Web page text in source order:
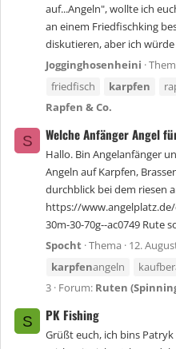
auf...Angeln", wollte ich
an einem Friedfischking
diskutieren, aber ich
Jogginghosenheini
friedfisch
karpfen
Rapfen & Co.
S Welche Anfänger Angel
Hallo. Bin Angelanfänger
Angeln auf Karpfen,
durchblick bei dem riesen
https://
30m-30-70g--ac0749 Rute
Spocht Thema 12.
karpfenangeln
3 Forum: Ruten
S PK Fishing
Grüßt euch, ich bins